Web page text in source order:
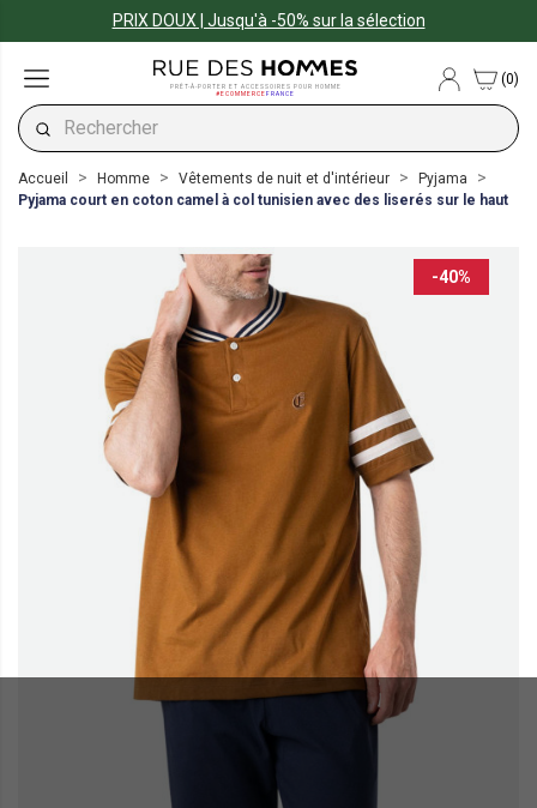
PRIX DOUX | Jusqu'à -50% sur la sélection
PRÊT-À-PORTER ET ACCESSOIRES POUR HOMME
#ECOMMERCEFRANCE
(0)
Accueil Homme Vêtements de nuit et d'intérieur
Pyjama
Pyjama court en coton camel à col tunisien avec des liserés sur le haut
-40%